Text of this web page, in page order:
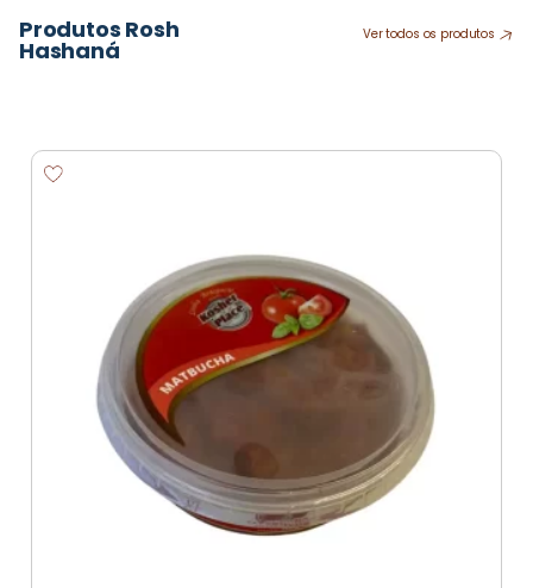
Produtos Rosh
Hashaná
Ver todos os produtos